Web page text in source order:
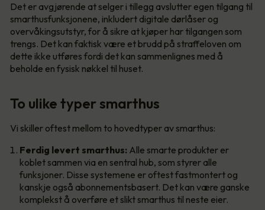
Det er avgjørende at selger i tillegg avslutter egen tilgang til
smarthusfunksjonene, inkludert digitale dørlåser og
overvåkingsutstyr, for å sikre at kjøper har tilgangen som
trengs. Det kan faktisk være et brudd på straffeloven om
dette ikke utføres fordi det kan sammenlignes med å
beholde en fysisk nøkkel til huset.
To ulike typer smarthus
Vi skiller oftest mellom to hovedtyper av smarthus:
Ferdig levert smarthus: Alle smarte produkter er
koblet sammen via en sentral hub, som styrer alle
funksjoner. Disse systemene er oftest fastmontert og
kanskje også abonnementsbasert. Det kan være ganske
komplekst å overføre et slikt smarthus til neste eier.